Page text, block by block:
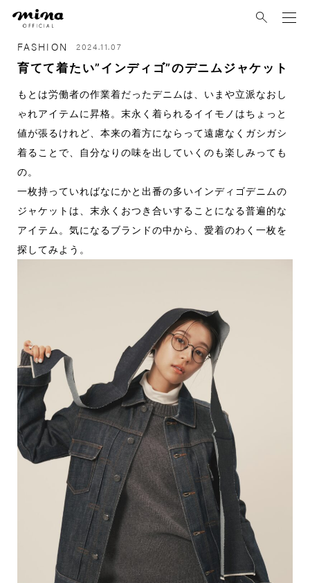
FASHION 2024.11.07
育てて着たい”インディゴ”のデニムジャケット
もとは労働者の作業着だったデニムは、いまや立派なおし
ゃれアイテムに昇格。末永く着られるイイモノはちょっと
値が張るけれど、本来の着方にならって遠慮なくガシガシ
着ることで、自分なりの味を出していくのも楽しみっても
の。
一枚持っていればなにかと出番の多いインディゴデニムの
ジャケットは、末永くおつき合いすることになる普遍的な
アイテム。気になるブランドの中から、愛着のわく一枚を
探してみよう。